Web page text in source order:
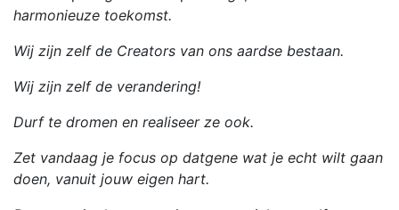
harmonieuze toekomst.
Wij zijn zelf de Creators van ons aardse bestaan.
Wij zijn zelf de verandering!
Durf te dromen en realiseer ze ook.
Zet vandaag je focus op datgene wat je echt wilt gaan
doen, vanuit jouw eigen hart.